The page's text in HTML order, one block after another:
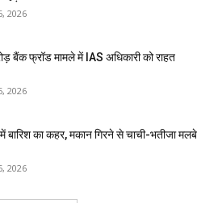
2026
बैंक फ्रॉड मामले में IAS अधिकारी को राहत
2026
में बारिश का कहर, मकान गिरने से चाची-भतीजा मलबे
2026